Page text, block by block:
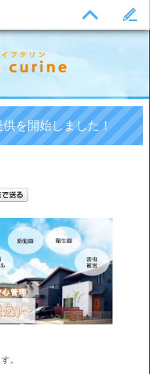
を開始しました！
。